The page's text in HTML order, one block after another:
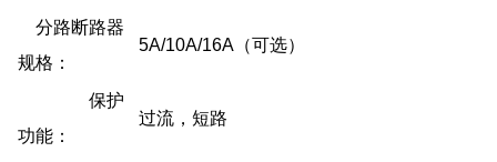
分路断路器
规格：
5A/10A/16A（可选）
保护
功能：
过流，短路